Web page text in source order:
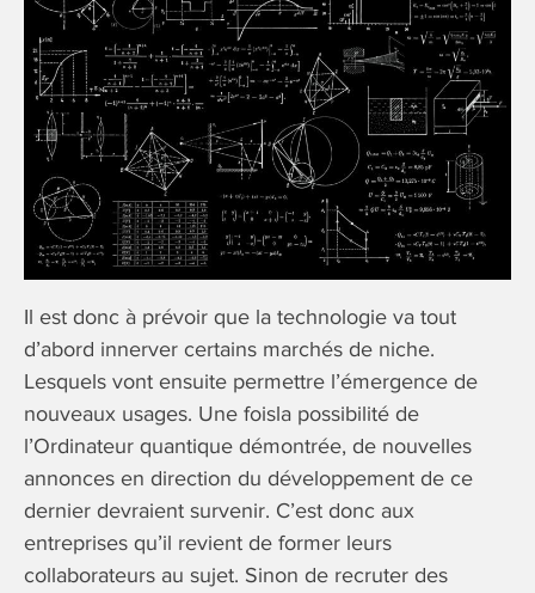
Il est donc à prévoir que la technologie va tout
d’abord innerver certains marchés de niche.
Lesquels vont ensuite permettre l’émergence de
nouveaux usages. Une foisla possibilité de
l’Ordinateur quantique démontrée, de nouvelles
annonces en direction du développement de ce
dernier devraient survenir. C’est donc aux
entreprises qu’il revient de former leurs
collaborateurs au sujet. Sinon de recruter des